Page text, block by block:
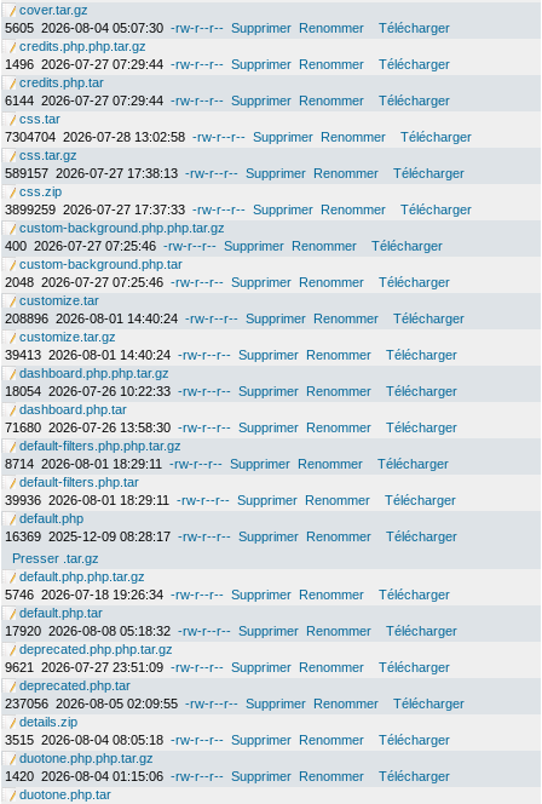
cover.tar.gz
5605 2026-08-04 05:07:30 -rw-r--r-- Supprimer Renommer
Télécharger
credits.php.php.tar.gz
1496 2026-07-27 07:29:44 -rw-r--r-- Supprimer Renommer
Télécharger
credits.php.tar
6144 2026-07-27 07:29:44 -rw-r--r-- Supprimer Renommer
Télécharger
css.tar
7304704 2026-07-28 13:02:58 -rw-r--r-- Supprimer Renommer
Télécharger
css.tar.gz
589157 2026-07-27 17:38:13 -rw-r--r-- Supprimer Renommer
Télécharger
css.zip
3899259 2026-07-27 17:37:33 -rw-r--r-- Supprimer Renommer
Télécharger
custom-background.php.php.tar.gz
400 2026-07-27 07:25:46 -rw-r--r-- Supprimer Renommer
Télécharger
custom-background.php.tar
2048 2026-07-27 07:25:46 -rw-r--r-- Supprimer Renommer
Télécharger
customize.tar
208896 2026-08-01 14:40:24 -rw-r--r-- Supprimer Renommer
Télécharger
customize.tar.gz
39413 2026-08-01 14:40:24 -rw-r--r-- Supprimer Renommer
Télécharger
dashboard.php.php.tar.gz
18054 2026-07-26 10:22:33 -rw-r--r-- Supprimer Renommer
Télécharger
dashboard.php.tar
71680 2026-07-26 13:58:30 -rw-r--r-- Supprimer Renommer
Télécharger
default-filters.php.php.tar.gz
8714 2026-08-01 18:29:11 -rw-r--r-- Supprimer Renommer
Télécharger
default-filters.php.tar
39936 2026-08-01 18:29:11 -rw-r--r-- Supprimer Renommer
Télécharger
default.php
16369 2025-12-09 08:28:17 -rw-r--r-- Supprimer Renommer
Télécharger
Presser .tar.gz
default.php.php.tar.gz
5746 2026-07-18 19:26:34 -rw-r--r-- Supprimer Renommer
Télécharger
default.php.tar
17920 2026-08-08 05:18:32 -rw-r--r-- Supprimer Renommer
Télécharger
deprecated.php.php.tar.gz
9621
2026-07-27 23:51:09 -rw-r--r-- Supprimer Renommer
Télécharger
deprecated.php.tar
237056 2026-08-05 02:09:55 -rw-r--r-- Supprimer Renommer
Télécharger
details.zip
3515 2026-08-04 08:05:18 -rw-r--r-- Supprimer Renommer
Télécharger
duotone.php.php.tar.gz
1420 2026-08-04 01:15:06 -rw-r--r-- Supprimer Renommer
Télécharger
duotone.php.tar